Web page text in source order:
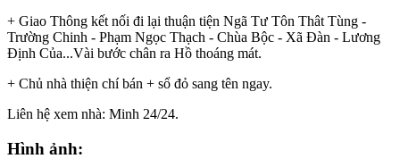
+ Giao Thông kết nối đi lại thuận tiện Ngã Tư Tôn Thât Tùng -
Trường Chinh - Phạm Ngọc Thạch - Chùa Bộc - Xã Đàn - Lương
Định Của...Vài bước chân ra Hồ thoáng mát.
+ Chủ nhà thiện chí bán + sổ đỏ sang tên ngay.
Liên hệ xem nhà: Minh 24/24.
Hình ảnh: